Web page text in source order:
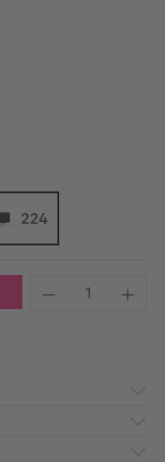
224
224
Produkt